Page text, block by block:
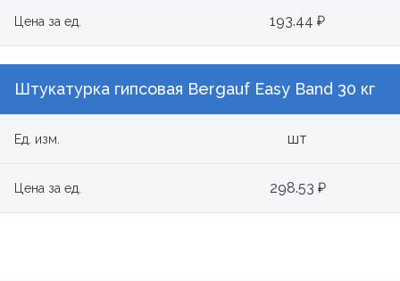
Цена за ед. 193.44 ₽
Штукатурка гипсовая Bergauf Easy Band 30 кг
Ед. изм. шт
Цена за ед. 298.53 ₽